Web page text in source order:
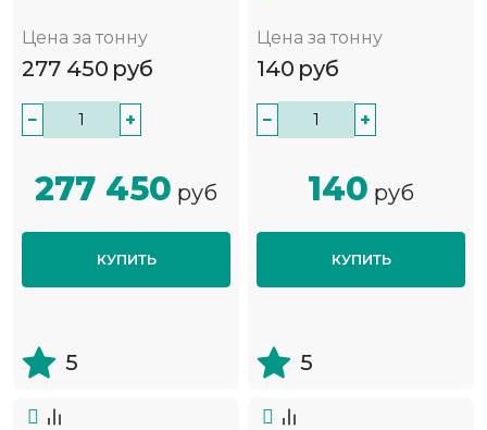
Цена за тонну
277 450 руб
− +
277 450 руб
КУПИТЬ
5
Цена за тонну
140 руб
− +
140 руб
КУПИТЬ
5